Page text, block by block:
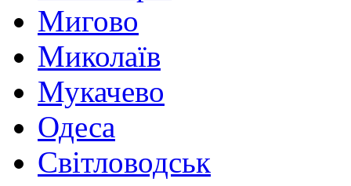
Мигово
Миколаїв
Мукачево
Одеса
Світловодськ